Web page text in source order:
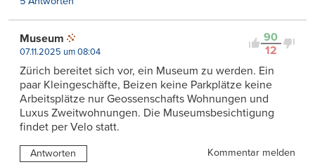
90
12
Museum
07.11.2025 um 08:04
Zürich bereitet sich vor, ein Museum zu werden. Ein
paar Kleingeschäfte, Beizen keine Parkplätze keine
Arbeitsplätze nur Geossenschafts Wohnungen und
Luxus Zweitwohnungen. Die Museumsbesichtigung
findet per Velo statt.
Antworten
Kommentar melden